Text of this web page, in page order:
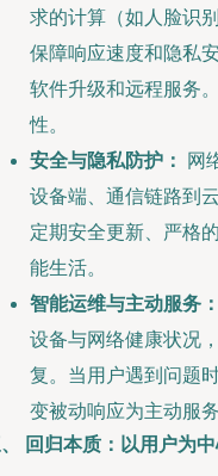
求的计算（如人脸识
保障响应速度和隐私
软件升级和远程服务
性。
安全与隐私防护：
网
设备端、通信链路到
定期安全更新、严格
能生活。
智能运维与主动服务：
设备与网络健康状况
复。当用户遇到问题
变被动响应为主动服务
回归本质：以用户为